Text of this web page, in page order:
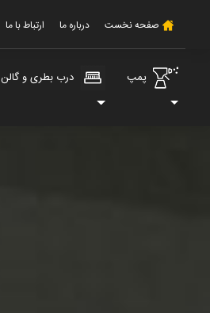
صفحه نخست درباره ما ارتباط با ما
پمپ درب بطری و گالن